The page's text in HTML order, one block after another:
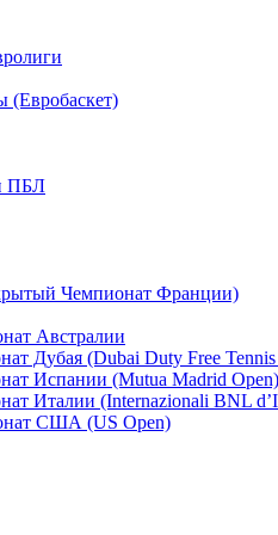
(Евробаскет)
ПБЛ
Чемпионат Франции)
Австралии
Дубая (Dubai Duty Free Tennis
Испании (Mutua Madrid Open)
Италии (Internazionali BNL
США (US Open)